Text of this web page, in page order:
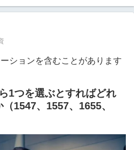
ションを含むことがあります
1つを選ぶとすればどれ
1547、1557、1655、